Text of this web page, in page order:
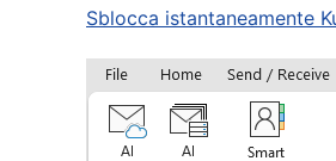
Sblocca istantaneamente